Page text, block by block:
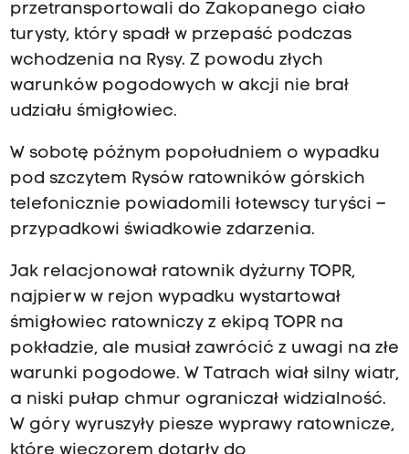
przetransportowali do Zakopanego ciało
turysty, który spadł w przepaść podczas
wchodzenia na Rysy. Z powodu złych
warunków pogodowych w akcji nie brał
udziału śmigłowiec.
W sobotę późnym popołudniem o wypadku
pod szczytem Rysów ratowników górskich
telefonicznie powiadomili łotewscy turyści –
przypadkowi świadkowie zdarzenia.
Jak relacjonował ratownik dyżurny TOPR,
najpierw w rejon wypadku wystartował
śmigłowiec ratowniczy z ekipą TOPR na
pokładzie, ale musiał zawrócić z uwagi na złe
warunki pogodowe. W Tatrach wiał silny wiatr,
a niski pułap chmur ograniczał widzialność.
W góry wyruszyły piesze wyprawy ratownicze,